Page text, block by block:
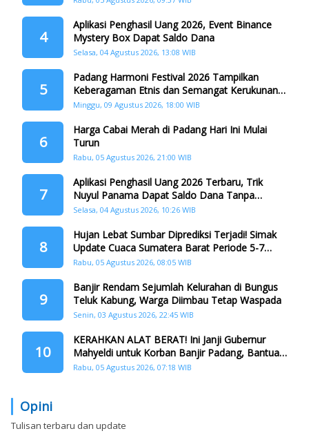
4
Aplikasi Penghasil Uang 2026, Event Binance
Mystery Box Dapat Saldo Dana
Selasa, 04 Agustus 2026, 13:08 WIB
5
Padang Harmoni Festival 2026 Tampilkan
Keberagaman Etnis dan Semangat Kerukunan
di HJK ke-357
Minggu, 09 Agustus 2026, 18:00 WIB
6
Harga Cabai Merah di Padang Hari Ini Mulai
Turun
Rabu, 05 Agustus 2026, 21:00 WIB
7
Aplikasi Penghasil Uang 2026 Terbaru, Trik
Nuyul Panama Dapat Saldo Dana Tanpa
Teman
Selasa, 04 Agustus 2026, 10:26 WIB
8
Hujan Lebat Sumbar Diprediksi Terjadi! Simak
Update Cuaca Sumatera Barat Periode 5-7
Agustus 2026
Rabu, 05 Agustus 2026, 08:05 WIB
9
Banjir Rendam Sejumlah Kelurahan di Bungus
Teluk Kabung, Warga Diimbau Tetap Waspada
Senin, 03 Agustus 2026, 22:45 WIB
10
KERAHKAN ALAT BERAT! Ini Janji Gubernur
Mahyeldi untuk Korban Banjir Padang, Bantuan
Logistik Diberikan
Rabu, 05 Agustus 2026, 07:18 WIB
Opini
Tulisan terbaru dan update